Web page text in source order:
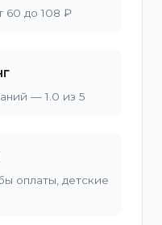
60 до 108 ₽
— 1.0 из 5
оплаты, детские